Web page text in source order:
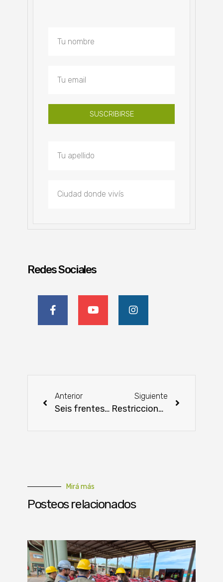
SUSCRIBIRSE
Redes Sociales
Anterior
Seis frentes de trabajo impulsan la transformación de la ruta D007 en Caaguazú
Siguiente
Restricciones a productos brasileños reavivan debate sanitario en el Mercosur y abren expectativa para Paraguay
Mirá más
Posteos relacionados